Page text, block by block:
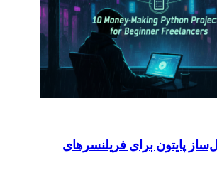
پایتون برای فریلنسرهای